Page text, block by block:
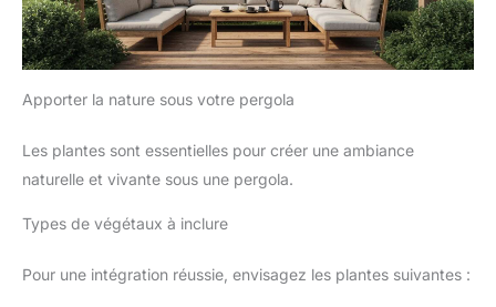
disponible.
son élégance et sa fonctionnalité. Notre chaise de jardin
extérieur, avec son design sophistiqué, est parfait pour
compléter tout salon de jardin, offrant une assise à la
fois esthétique et extrêmement confortable.
Apporter la nature sous votre pergola
Les plantes sont essentielles pour créer une ambiance
naturelle et vivante sous une pergola.
Types de végétaux à inclure
Pour une intégration réussie, envisagez les plantes suivantes :